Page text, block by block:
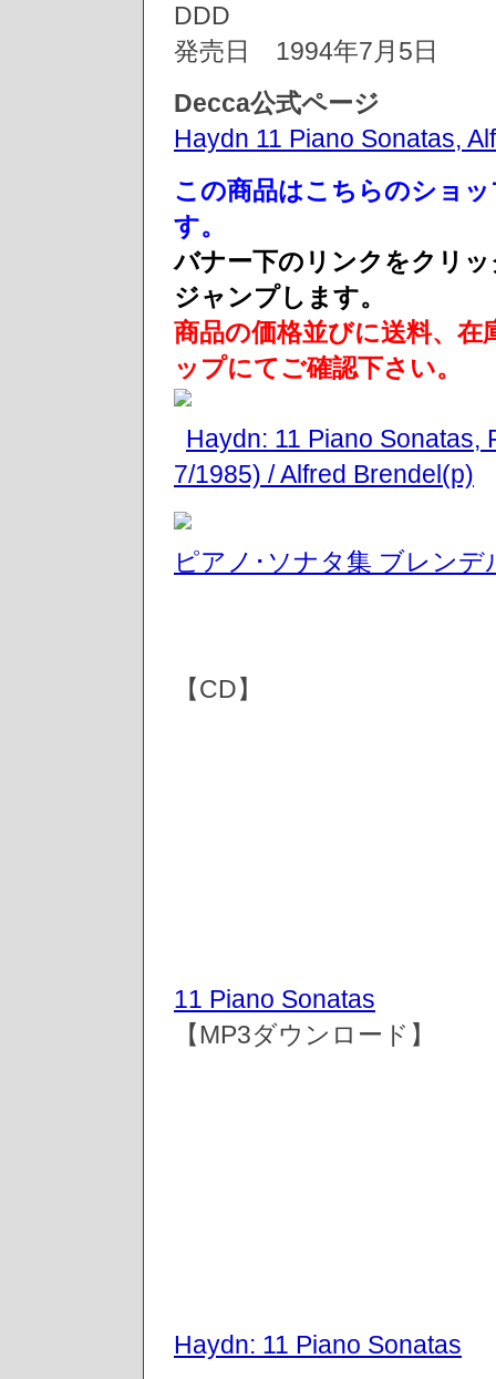
DDD
発売日 1994年7月5日
Decca公式ページ
Haydn 11 Piano Sonatas,
この商品はこちらのショ
す。
バナー下のリンクをクリ
ジャンプします。
商品の価格並びに送料、
ップにてご確認下さい。
Haydn: 11 Piano Sonatas,
7/1985) / Alfred Brendel(p)
ピアノ･ソナタ集 ブレンデ
【CD】
11 Piano Sonatas
【MP3ダウンロード】
Haydn: 11 Piano Sonatas